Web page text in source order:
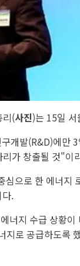
(사진)는 15일
개발(R&D)에
가 창출될 것"이
으로 한 에너
.
너지 수급 상황
로 공급하도